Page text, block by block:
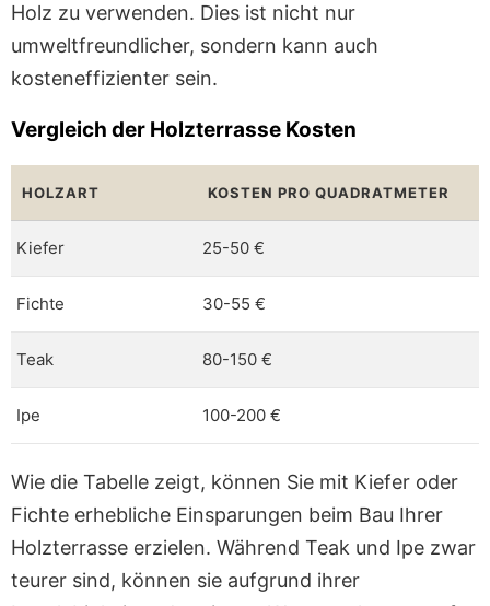
Holz zu verwenden. Dies ist nicht nur
umweltfreundlicher, sondern kann auch
kosteneffizienter sein.
Vergleich der Holzterrasse Kosten
HOLZART KOSTEN PRO QUADRATMETER
Kiefer 25-50 €
Fichte 30-55 €
Teak 80-150 €
Ipe 100-200 €
Wie die Tabelle zeigt, können Sie mit Kiefer oder
Fichte erhebliche Einsparungen beim Bau Ihrer
Holzterrasse erzielen. Während Teak und Ipe zwar
teurer sind, können sie aufgrund ihrer